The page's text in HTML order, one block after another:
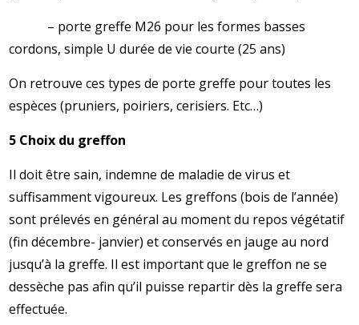
– porte greffe M26 pour les formes basses
cordons, simple U durée de vie courte (25 ans)
On retrouve ces types de porte greffe pour toutes les
espèces (pruniers, poiriers, cerisiers. Etc…)
5 Choix du greffon
Il doit être sain, indemne de maladie de virus et
suffisamment vigoureux. Les greffons (bois de l’année)
sont prélevés en général au moment du repos végétatif
(fin décembre- janvier) et conservés en jauge au nord
jusqu’à la greffe. Il est important que le greffon ne se
dessèche pas afin qu’il puisse repartir dès la greffe sera
effectuée.